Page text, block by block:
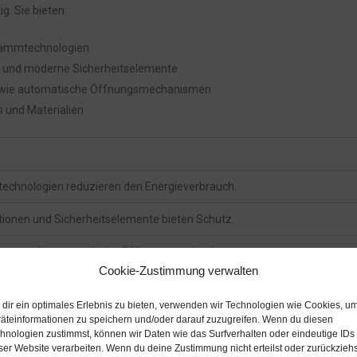
Cookie-Zustimmung verwalten
dir ein optimales Erlebnis zu bieten, verwenden wir Technologien wie Cookies,
zu speichern und/oder darauf zuzugreifen. Wenn du diesen
zustimmst, können wir Daten wie das Surfverhalten oder eindeutige IDs
Website verarbeiten. Wenn du deine Zustimmung nicht erteilst oder
Sie bieten:
moderne Sicherheitselemente
automatische Öffnungsmechanismen
und Materialien
reduzieren den Energieverbrauch.
und Sicherheitselemente bieten Schutz.
wie automatische Öffnungsmechanismen.
Fenster eine lohnenswerte Investition für jedes Gebäude
und zur Sicherheit bei, sondern auch zur Wertsteigerung des